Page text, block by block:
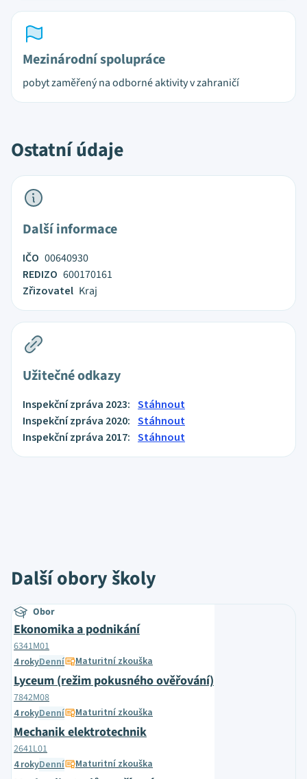
Mezinárodní spolupráce
pobyt zaměřený na odborné aktivity v zahraničí
Ostatní údaje
Další informace
IČO 00640930
REDIZO 600170161
Zřizovatel Kraj
Užitečné odkazy
Inspekční zpráva 2023: Stáhnout
Inspekční zpráva 2020: Stáhnout
Inspekční zpráva 2017: Stáhnout
Další obory školy
Obor
Ekonomika a podnikání
6341M01
4 rokyDenní Maturitní zkouška
Lyceum (režim pokusného ověřování)
7842M08
4 rokyDenní Maturitní zkouška
Mechanik elektrotechnik
2641L01
4 rokyDenní Maturitní zkouška